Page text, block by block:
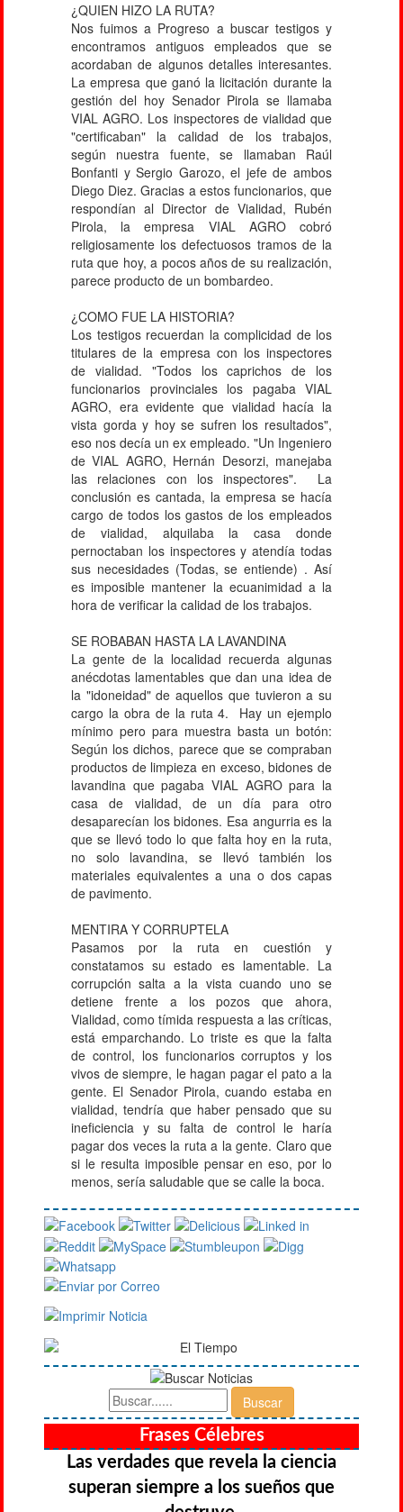
¿QUIEN HIZO LA RUTA?
Nos fuimos a Progreso a buscar testigos y
encontramos antiguos empleados que se
acordaban de algunos detalles interesantes.
La empresa que ganó la licitación durante la
gestión del hoy Senador Pirola se llamaba
VIAL AGRO. Los inspectores de vialidad que
"certificaban" la calidad de los trabajos,
según nuestra fuente, se llamaban Raúl
Bonfanti y Sergio Garozo, el jefe de ambos
Diego Diez. Gracias a estos funcionarios, que
respondían al Director de Vialidad, Rubén
Pirola, la empresa VIAL AGRO cobró
religiosamente los defectuosos tramos de la
ruta que hoy, a pocos años de su realización,
parece producto de un bombardeo.
¿COMO FUE LA HISTORIA?
Los testigos recuerdan la complicidad de los
titulares de la empresa con los inspectores
de vialidad. "Todos los caprichos de los
funcionarios provinciales los pagaba VIAL
AGRO, era evidente que vialidad hacía la
vista gorda y hoy se sufren los resultados",
eso nos decía un ex empleado. "Un Ingeniero
de VIAL AGRO, Hernán Desorzi, manejaba
las relaciones con los inspectores". La
conclusión es cantada, la empresa se hacía
cargo de todos los gastos de los empleados
de vialidad, alquilaba la casa donde
pernoctaban los inspectores y atendía todas
sus necesidades (Todas, se entiende) . Así
es imposible mantener la ecuanimidad a la
hora de verificar la calidad de los trabajos.
SE ROBABAN HASTA LA LAVANDINA
La gente de la localidad recuerda algunas
anécdotas lamentables que dan una idea de
la "idoneidad" de aquellos que tuvieron a su
cargo la obra de la ruta 4. Hay un ejemplo
mínimo pero para muestra basta un botón:
Según los dichos, parece que se compraban
productos de limpieza en exceso, bidones de
lavandina que pagaba VIAL AGRO para la
casa de vialidad, de un día para otro
desaparecían los bidones. Esa angurria es la
que se llevó todo lo que falta hoy en la ruta,
no solo lavandina, se llevó también los
materiales equivalentes a una o dos capas
de pavimento.
MENTIRA Y CORRUPTELA
Pasamos por la ruta en cuestión y
constatamos su estado es lamentable. La
corrupción salta a la vista cuando uno se
detiene frente a los pozos que ahora,
Vialidad, como tímida respuesta a las críticas,
está emparchando. Lo triste es que la falta
de control, los funcionarios corruptos y los
vivos de siempre, le hagan pagar el pato a la
gente. El Senador Pirola, cuando estaba en
vialidad, tendría que haber pensado que su
ineficiencia y su falta de control le haría
pagar dos veces la ruta a la gente. Claro que
si le resulta imposible pensar en eso, por lo
menos, sería saludable que se calle la boca.
Frases Célebres
Las verdades que revela la ciencia
superan siempre a los sueños que